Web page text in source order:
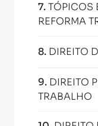
7.TÓPICOS
REFORMA
8. DIREITO
9. DIREITO
TRABALHO